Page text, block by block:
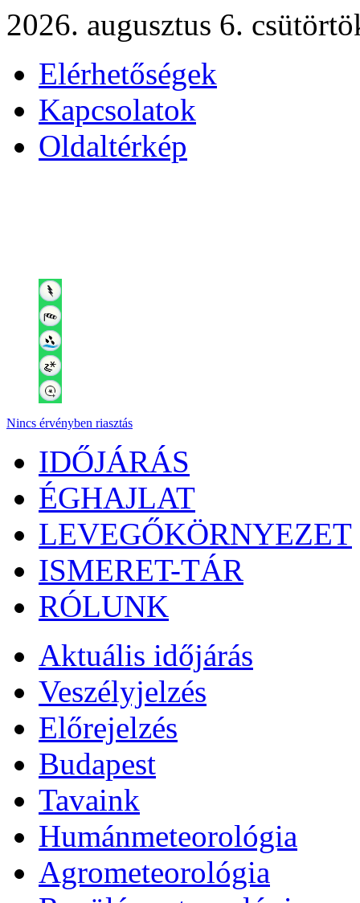
2026. augusztus 6.
Elérhetőségek
Kapcsolatok
Oldaltérkép
Nincs érvényben riasztás
IDŐJÁRÁS
ÉGHAJLAT
LEVEGŐKÖRNYEZET
ISMERET-TÁR
RÓLUNK
Aktuális időjárás
Veszélyjelzés
Előrejelzés
Budapest
Tavaink
Humánmeteorológia
Agrometeorológia